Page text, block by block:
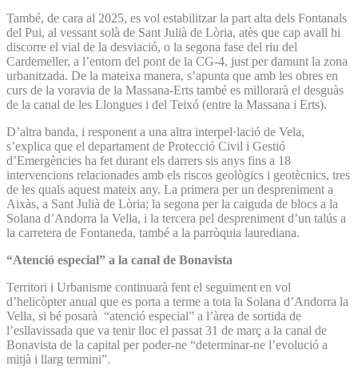
També, de cara al 2025, es vol estabilitzar la part alta dels Fontanals
del Pui, al vessant solà de Sant Julià de Lòria, atès que cap avall hi
discorre el vial de la desviació, o la segona fase del riu del
Cardemeller, a l’entorn del pont de la CG-4, just per damunt la zona
urbanitzada. De la mateixa manera, s’apunta que amb les obres en
curs de la voravia de la Massana-Erts també es millorarà el desguàs
de la canal de les Llongues i del Teixó (entre la Massana i Erts).
D’altra banda, i responent a una altra interpel·lació de Vela,
s’explica que el departament de Protecció Civil i Gestió
d’Emergències ha fet durant els darrers sis anys fins a 18
intervencions relacionades amb els riscos geològics i geotècnics, tres
de les quals aquest mateix any. La primera per un despreniment a
Aixàs, a Sant Julià de Lòria; la segona per la caiguda de blocs a la
Solana d’Andorra la Vella, i la tercera pel despreniment d’un talús a
la carretera de Fontaneda, també a la parròquia laurediana.
“Atenció especial” a la canal de Bonavista
Territori i Urbanisme continuarà fent el seguiment en vol
d’helicòpter anual que es porta a terme a tota la Solana d’Andorra la
Vella, si bé posarà “atenció especial” a l’àrea de sortida de
l’esllavissada que va tenir lloc el passat 31 de març a la canal de
Bonavista de la capital per poder-ne “determinar-ne l’evolució a
mitjà i llarg termini”.